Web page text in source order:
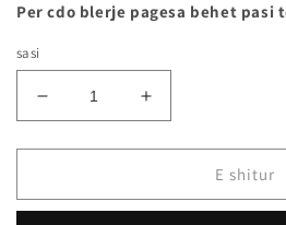
Per cdo blerje pagesa behet
sasi
Zvogëlo
sasinë
për
91V
Rrit
sasinë
për
205/60R15
91V
E shitur